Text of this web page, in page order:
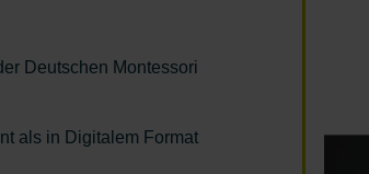
Deutschen Montessori
als in Digitalem Format